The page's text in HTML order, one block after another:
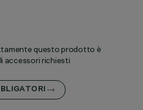
questo prodotto è
accessori richiesti